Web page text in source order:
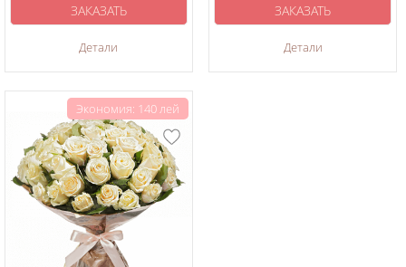
Детали
ЗАКАЗАТЬ
Детали
ЗАКАЗАТЬ
Экономия: 140 лей